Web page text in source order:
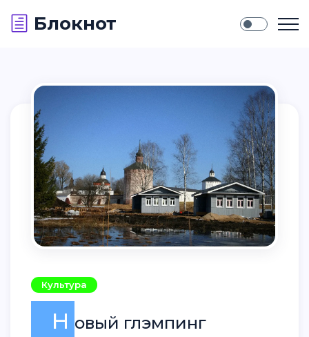
Блокнот
Культура
Н овый глэмпинг